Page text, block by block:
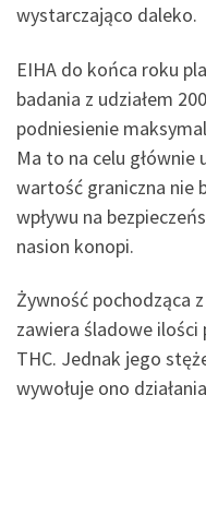
wystarczająco daleko.
EIHA do końca roku
badania z udziałem
podniesienie
Ma to na celu
wartość graniczna nie
wpływu na
nasion konopi.
Żywność pochodząca
zawiera śladowe
THC. Jednak jego
wywołuje ono